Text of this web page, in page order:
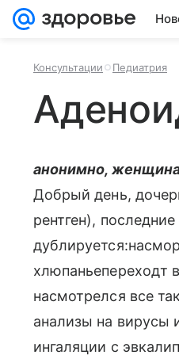
Консультации Педиатрия
анонимно,
Добрый день,
рентген),
хлюпаньепереходт
насмотрелся все
анализы на вирусы
ингаляции с